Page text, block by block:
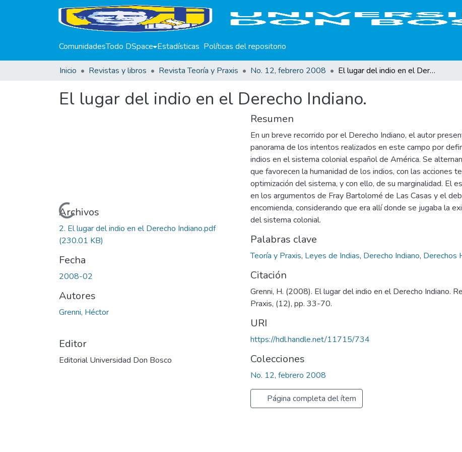
ComunidadesTodo DSpace Estadísticas Políticas del repositorio
Inicio Revistas y libros Revista Teoría y Praxis No. 12, febrero 2008 El lugar del indio en el Derecho Indiano.
El lugar del indio en el Derecho Indiano.
Cargando...
Archivos
2. El lugar del indio en el Derecho Indiano.pdf
(230.01 KB)
Fecha
2008-02
Autores
Grenni, Héctor
Editor
Editorial Universidad Don Bosco
Resumen
En un breve recorrido por el Derecho Indiano, el autor
panorama de los intentos realizados en este campo por
indios en el sistema colonial español de América. Se
que favorecen la humanidad de los indios, con las acciones
optimización del sistema, y con ello, de su marginalidad. El
en los argumentos de Fray Bartolomé de Las Casas y el
encomienda, considerando que era allí donde se jugaba la
del sistema colonial.
Palabras clave
Teoría y Praxis, Leyes de Indias, Derecho Indiano, Derechos
Citación
Grenni, H. (2008). El lugar del indio en el Derecho Indiano.
Praxis, (12), pp. 33-70.
URI
https://hdl.handle.net/11715/734
Colecciones
No. 12, febrero 2008
Página completa del ítem